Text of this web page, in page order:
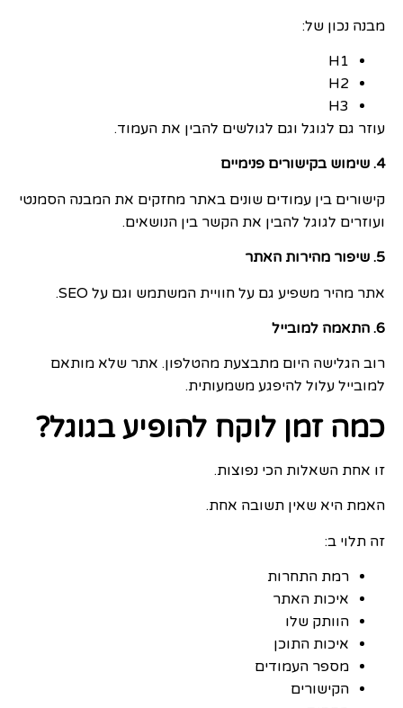
מבנה נכון של:
H1
H2
H3
עוזר גם לגוגל וגם לגולשים להבין את העמוד.
4. שימוש בקישורים פנימיים
קישורים בין עמודים שונים באתר מחזקים את המבנה הסמנטי
ועוזרים לגוגל להבין את הקשר בין הנושאים.
5. שיפור מהירות האתר
אתר מהיר משפיע גם על חוויית המשתמש וגם על SEO.
6. התאמה למובייל
רוב הגלישה היום מתבצעת מהטלפון. אתר שלא מותאם
למובייל עלול להיפגע משמעותית.
כמה זמן לוקח להופיע בגוגל?
זו אחת השאלות הכי נפוצות.
האמת היא שאין תשובה אחת.
זה תלוי ב:
רמת התחרות
איכות האתר
הוותק שלו
איכות התוכן
מספר העמודים
הקישורים